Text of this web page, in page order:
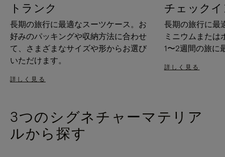
トランク
長期の旅行に最適なスーツケース。お
好みのパッキングや収納方法に合わせ
て、さまざまなサイズや形からお選び
いただけます。
詳しく見る
チェック
長期の旅行に最
ミニウムまたは
1〜2週間の旅に
詳しく見る
3つのシグネチャーマテリア
ルから探す